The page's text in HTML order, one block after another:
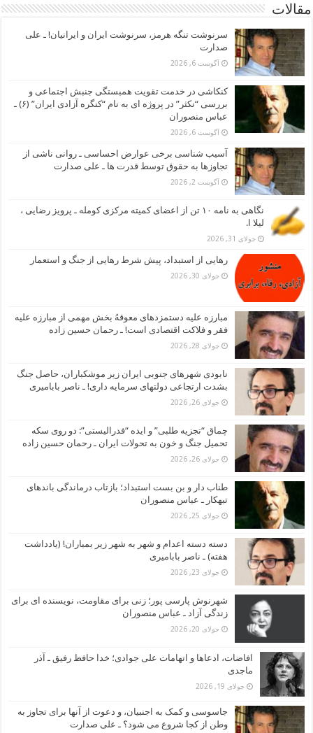
مقالات
سرنوشت تنگه هرمز، سرنوشت ایران و ایرانیان! ـ علی
صدارت
آگوست 6, 2026
کنکاشی در خدمت تقویت همبستگی جنبش اجتماعی و
بررسی “نکثر” در پروژه ای به نام “کنگره آزادی ایران” (۶) ـ
عباس منصوران
آگوست 6, 2026
آسیب شناسی برخی عوارض احساسی ـ روانی ناشی از
تجاوزها به حقوق توسط قدرت ها ـ علی صدارت
آگوست 2, 2026
نگاهی به نامه ۱۰ تن از اعضای کمیته مرکزی کومله ـ پرویز رضایی ،
لیلا ا.
جولای 31, 2026
رهایی از استبداد، پیش شرط رهایی از جنگ و استعمار
جولای 30, 2026
مبارزه علیه دستمزدهای معوقهُ بخش مهمی از مبارزه علیه
فقر و فلاکت اقتصادی است! ـ رحمان حسین زاده
جولای 28, 2026
نابودی شهرهای جنوبی ایران زیر موشکباران، حاصل جنگ
بشدت ارتجاعی دولتهای سرمایه داری! ـ ناصر بابامیری
جولای 26, 2026
چماق “تجزیه طلبی” و ایده “فدرالیستی”: دو روی سکه
تحمیل جنگ و خون به تحولات ایران ـ رحمان حسین زاده
جولای 26, 2026
طناب دار و بن بست استبداد؛ بازتاب درماندگی باندهای
تبهکار ـ عباس منصوران
جولای 25, 2026
دسته دسته اعدام و شهر به شهر زیر بمباران! (یادداشت
هفته) ـ ناصر بابامیری
جولای 23, 2026
شهرنوش پارسی پور؛ زنی برای مقاومت، نویسنده ای برای
زندگی آزاد ـ عباس منصوران
جولای 20, 2026
افاضات، ادعاها و اتهامات علی جوادی؛ خدا حافظ رفیق ـ آذر
ماجدی
جولای 19, 2026
جاسوسی و کمک به اجنبیان، و دعوت از آنها برای تجاوز به
وطن از کجا شروع می شود؟ ـ علی صدارت